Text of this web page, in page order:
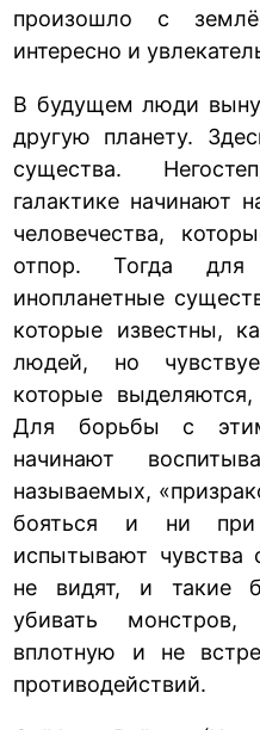
произошло с
интересно и
В будущем люди
другую планету.
существа.
галактике начинают
человечества,
отпор. Тогда
инопланетные
которые известны,
людей, но
которые
Для борьбы с
начинают
называемых,
бояться и ни
испытывают чувства
не видят, и такие
убивать монстров,
вплотную и не
противодействий.